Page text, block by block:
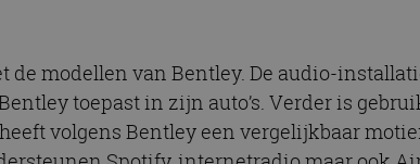
modellen van Bentley. De audio-
toepast in zijn auto’s. Verder is
volgens Bentley een vergelijkbaar